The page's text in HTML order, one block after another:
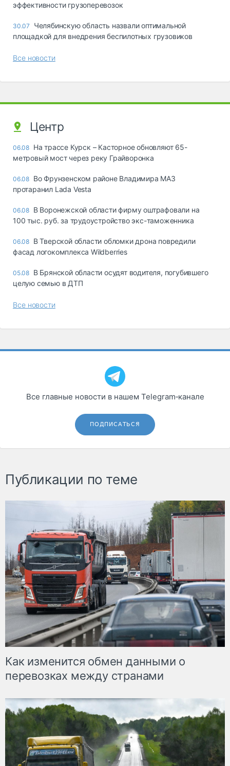
эффективности грузоперевозок
30.07
Челябинскую область назвали оптимальной
площадкой для внедрения беспилотных грузовиков
Все новости
Центр
06.08 На трассе Курск – Касторное обновляют 65-
метровый мост через реку Грайворонка
06.08 Во Фрунзенском районе Владимира МАЗ
протаранил Lada Vesta
06.08 В Воронежской области фирму оштрафовали на
100 тыс. руб. за трудоустройство экс-таможенника
06.08 В Тверской области обломки дрона повредили
фасад логокомплекса Wildberries
05.08 В Брянской области осудят водителя, погубившего
целую семью в ДТП
Все новости
Все главные новости в нашем Telegram‑канале
ПОДПИСАТЬСЯ
Публикации по теме
Как изменится обмен данными о
перевозках между странами